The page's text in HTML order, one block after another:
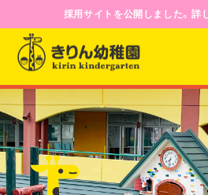
採用サイトを公開しました。詳
園からのお知らせ
園について